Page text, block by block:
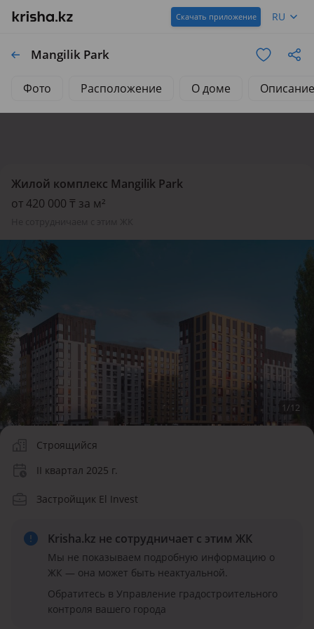
Скачать приложение RU
Mangilik Park
Фото Расположение О доме Описание
Жилой комплекс Mangilik Park
от 420 000 ₸ за м²
1/12
Строящийся
II квартал 2025 г.
Застройщик El Invest
Krisha.kz не сотрудничает с этим ЖК
Мы не показываем подробную информацию о
ЖК — она может быть неактуальной.
Обратитесь в Управление градостроительного
контроля вашего города